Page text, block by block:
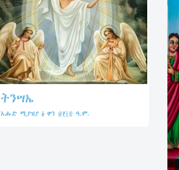
ትንሣኤ
እሑድ ሚያዝያ ፬ ቀን ፳፻፲፰ ዓ.ም.